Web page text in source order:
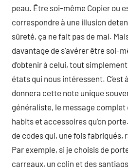
peau. Être soi-même Copier ou
correspondre à une illusion
sûreté, ça ne fait pas de mal.
davantage de s’avérer être soi-
d’obtenir à celui, tout
états qui nous intéressent. C’est
donnera cette note unique
généraliste, le message complet
habits et accessoires qu’on
de codes qui, une fois fabriqués,
Par exemple, si je choisis de
carreaux, un colin et des